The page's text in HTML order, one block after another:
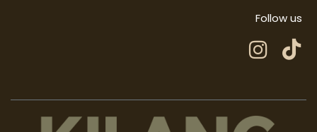
Follow us